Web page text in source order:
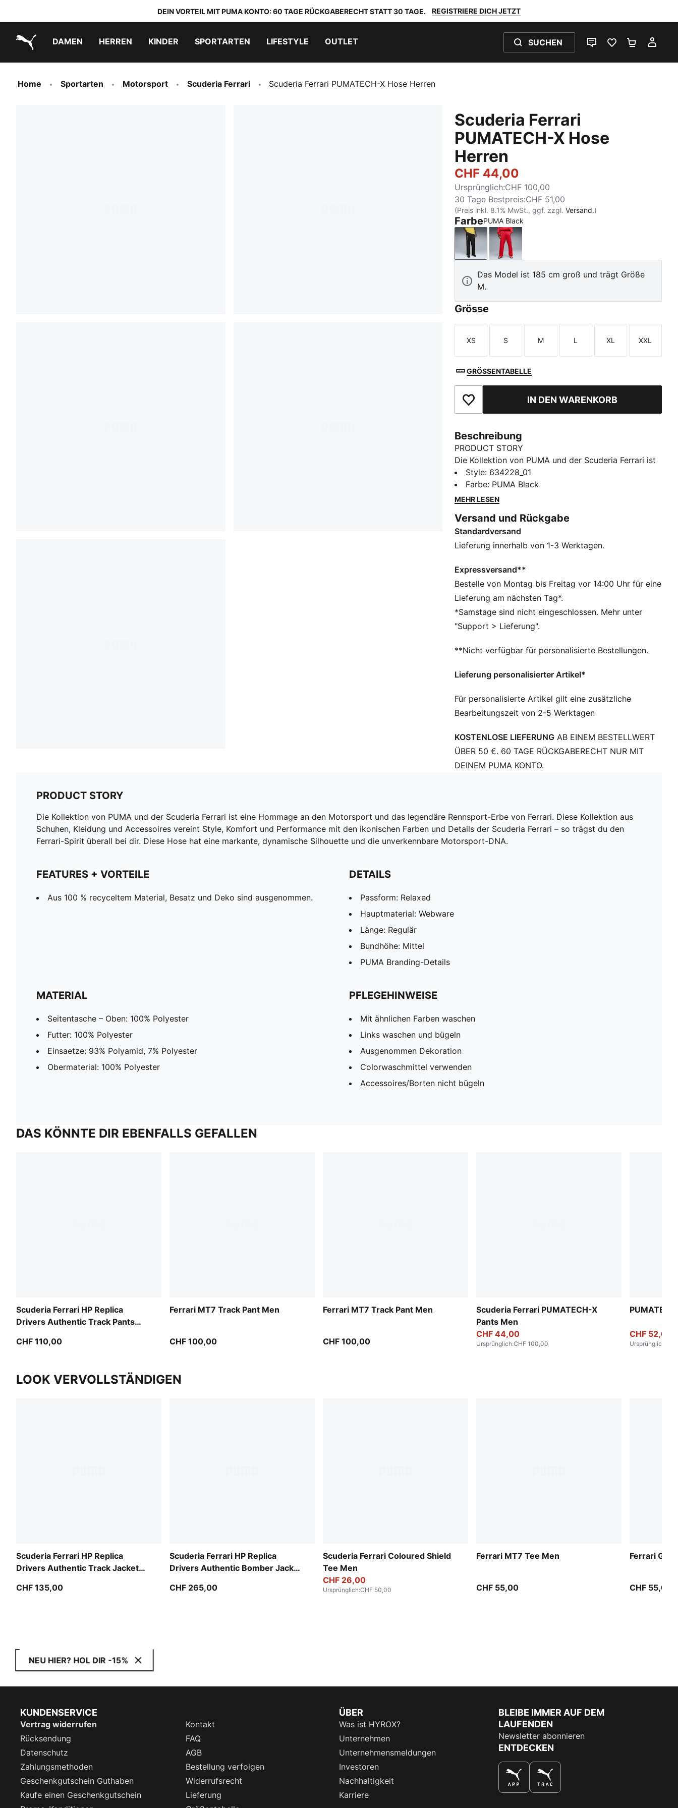
DEIN VORTEIL MIT PUMA KONTO: 60 TAGE RÜCKGABERECHT STATT 30 TAGE. REGISTRIERE DICH JETZT
DAMEN HERREN KINDER SPORTARTEN LIFESTYLE OUTLET SUCHEN
LIVE-CHATFAVORITEN 0
Home Sportarten Motorsport Scuderia Ferrari Scuderia Ferrari PUMATECH-X Hose Herren
Scuderia Ferrari
PUMATECH-X Hose
Herren
CHF 44,00
Ursprünglich:CHF 100,00
30 Tage Bestpreis:CHF 51,00
(Preis inkl. 8.1% MwSt., ggf. zzgl.Versand.)
FarbePUMA Black
PUMA BlackRosso Corsa
Das Model ist 185 cm groß und trägt Größe
M.
Grösse
Größe
XS
Größe
S
Größe
M
Größe
L
Größe
XL
Größe
XXL
GRÖSSENTABELLE
Zu Favoriten hinzufügenIN DEN WARENKORB
Beschreibung
PRODUCT STORY
Die Kollektion von PUMA und der Scuderia Ferrari ist
eine Hommage an den Motorsport und das legendäre
Rennsport-Erbe von Ferrari. Diese Kollektion aus
Schuhen, Kleidung und Accessoires vereint Style,
und Details der Scuderia Ferrari – so trägst du den
Ferrari-Spirit überall bei dir. Diese Hose hat eine
markante, dynamische Silhouette und die
FEATURES + VORTEILE
Aus 100 % recyceltem Material, Besatz und Deko sind
ausgenommen.
DETAILS
Passform: Relaxed
Hauptmaterial: Webware
Bundhöhe: Mittel
Style: 634228_01
Farbe: PUMA Black
MEHR LESEN
Versand und Rückgabe
Standardversand
Lieferung innerhalb von 1-3 Werktagen.
Expressversand**
Bestelle von Montag bis Freitag vor 14:00 Uhr für eine
Lieferung am nächsten Tag*.
*Samstage sind nicht eingeschlossen. Mehr unter
"Support > Lieferung".
**Nicht verfügbar für personalisierte Bestellungen.
Lieferung personalisierter Artikel*
Für personalisierte Artikel gilt eine zusätzliche
Bearbeitungszeit von 2-5 Werktagen
KOSTENLOSE LIEFERUNG AB EINEM BESTELLWERT
ÜBER 50 €. 60 TAGE RÜCKGABERECHT NUR MIT
DEINEM PUMA KONTO.
PRODUCT STORY
Die Kollektion von PUMA und der Scuderia Ferrari ist eine Hommage an den Motorsport und das legendäre Rennsport-Erbe von Ferrari. Diese Kollektion aus
Schuhen, Kleidung und Accessoires vereint Style, Komfort und Performance mit den ikonischen Farben und Details der Scuderia Ferrari – so trägst du den
Ferrari-Spirit überall bei dir. Diese Hose hat eine markante, dynamische Silhouette und die unverkennbare Motorsport-DNA.
FEATURES + VORTEILE
Aus 100 % recyceltem Material, Besatz und Deko sind ausgenommen.
DETAILS
Passform: Relaxed
Hauptmaterial: Webware
Länge: Regulär
Bundhöhe: Mittel
PUMA Branding-Details
MATERIAL
Seitentasche – Oben: 100% Polyester
Futter: 100% Polyester
Einsaetze: 93% Polyamid, 7% Polyester
Obermaterial: 100% Polyester
PFLEGEHINWEISE
Mit ähnlichen Farben waschen
Links waschen und bügeln
Ausgenommen Dekoration
Colorwaschmittel verwenden
Accessoires/Borten nicht bügeln
DAS KÖNNTE DIR EBENFALLS GEFALLEN
Scuderia Ferrari HP Replica
Drivers Authentic Track Pants
CHF 110,00
Ferrari MT7 Track Pant Men
CHF 100,00
Ferrari MT7 Track Pant Men
CHF 100,00
Scuderia Ferrari PUMATECH-X
Pants Men
CHF 44,00
Ursprünglich:CHF 100,00
CHF 52,00
Ursprünglich
LOOK VERVOLLSTÄNDIGEN
Scuderia Ferrari HP Replica
Drivers Authentic Track Jacket
CHF 135,00
Scuderia Ferrari HP Replica
Drivers Authentic Bomber Jacket
CHF 265,00
Scuderia Ferrari Coloured Shield
Tee Men
CHF 26,00
Ursprünglich:CHF 50,00
Ferrari MT7 Tee Men
CHF 55,00
Ferrari
CHF 55,00
NEU HIER? HOL DIR -15%
KUNDENSERVICE
Vertrag widerrufen
Kontakt
Rücksendung
FAQ
Datenschutz
AGB
Zahlungsmethoden
Bestellung verfolgen
Geschenkgutschein Guthaben
Widerrufsrecht
Kaufe einen Geschenkgutschein
Lieferung
ÜBER
Was ist HYROX?
Unternehmen
Unternehmensmeldungen
Investoren
Nachhaltigkeit
Karriere
BLEIBE IMMER AUF DEM
LAUFENDEN
Newsletter abonnieren
ENTDECKEN